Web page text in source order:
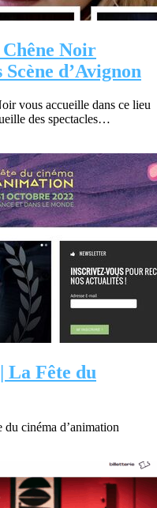
Noir
d’Avignon
vous accueille dans ce lieu
des spectacles…
La Fête du
cinéma d’animation